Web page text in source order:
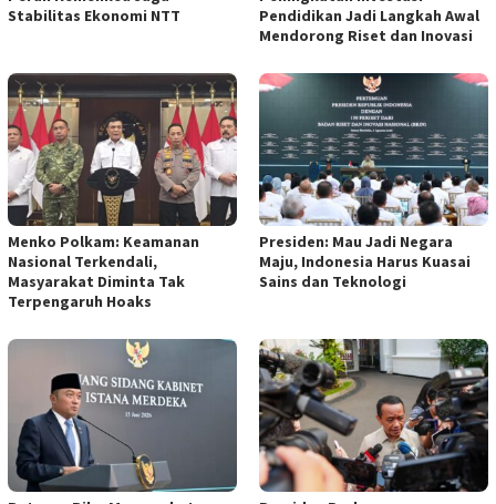
Stabilitas Ekonomi NTT
Pendidikan Jadi Langkah Awal
Mendorong Riset dan Inovasi
Menko Polkam: Keamanan
Nasional Terkendali,
Masyarakat Diminta Tak
Terpengaruh Hoaks
Presiden: Mau Jadi Negara
Maju, Indonesia Harus Kuasai
Sains dan Teknologi